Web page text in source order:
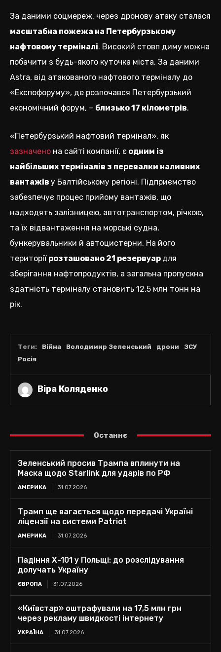
За даними соцмереж, через дронову атаку сталася
масштабна пожежа на Петербурзькому
нафтовому терміналі. Високий стовп диму можна
побачити з будь-якого куточка міста. За даними
Astra, від атакованого нафтового терміналу до
«Експофоруму», де розпочався Петербурзький
економічний форум, – близько 17 кілометрів.
«Петербурзький нафтовий термінал», як
зазначено на сайті компанії, є одним із
найбільших терміналів з перевалки наливних
вантажів у Балтійському регіоні. Підприємство
забезпечує процес прийому вантажів, що
надходять залізницею, автотранспортом, річкою,
та їх відвантаження на морські судна,
бункерувальники й автоцистерни. На його
території розташовано 21 резервуар для
зберігання нафтопродуктів, а загальна пропускна
здатність терміналу становить 12,5 млн тонн на
рік.
Віра Коляденко
Теги: Війна Володимир Зеленський дрони
ЗСУ
Росія
Останнє
Зеленський просив Трампа вплинути на
Маска щодо Starlink для ударів по РФ
АМЕРИКА 31.07.2026
Трамп ще вагається щодо передачі Україні
ліцензії на системи Patriot
АМЕРИКА 31.07.2026
Падіння Х-101 у Польщі: до розслідування
долучать Україну
ЄВРОПА 31.07.2026
«Київстар» оштрафували на 17,5 млн грн
через рекламу швидкості інтернету
УКРАЇНА 31.07.2026